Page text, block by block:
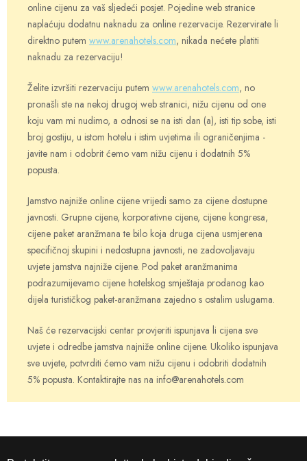
online cijenu za vaš sljedeći posjet. Pojedine web stranice
naplaćuju dodatnu naknadu za online rezervacije. Rezervirate li
direktno putem www.arenahotels.com, nikada nećete platiti
naknadu za rezervaciju!
Želite izvršiti rezervaciju putem www.arenahotels.com, no
pronašli ste na nekoj drugoj web stranici, nižu cijenu od one
koju vam mi nudimo, a odnosi se na isti dan (a), isti tip sobe, isti
broj gostiju, u istom hotelu i istim uvjetima ili ograničenjima -
javite nam i odobrit ćemo vam nižu cijenu i dodatnih 5%
popusta.
Jamstvo najniže online cijene vrijedi samo za cijene dostupne
javnosti. Grupne cijene, korporativne cijene, cijene kongresa,
cijene paket aranžmana te bilo koja druga cijena usmjerena
specifičnoj skupini i nedostupna javnosti, ne zadovoljavaju
uvjete jamstva najniže cijene. Pod paket aranžmanima
podrazumijevamo cijene hotelskog smještaja prodanog kao
dijela turističkog paket-aranžmana zajedno s ostalim uslugama.
Naš će rezervacijski centar provjeriti ispunjava li cijena sve
uvjete i odredbe jamstva najniže online cijene. Ukoliko ispunjava
sve uvjete, potvrditi ćemo vam nižu cijenu i odobriti dodatnih
5% popusta. Kontaktirajte nas na info@arenahotels.com